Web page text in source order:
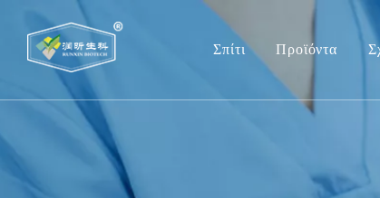
Σπίτι Προϊόντα